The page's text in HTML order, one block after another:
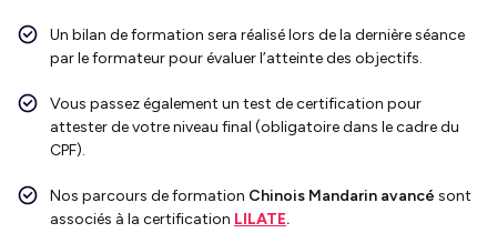
Un bilan de formation sera réalisé lors de la dernière séance
par le formateur pour évaluer l’atteinte des objectifs.
Vous passez également un test de certification pour
attester de votre niveau final (obligatoire dans le cadre du
CPF).
Nos parcours de formation Chinois Mandarin avancé sont
associés à la certification LILATE.